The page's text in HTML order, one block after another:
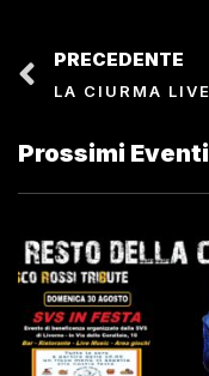
PRECEDENTE
Prossimi Eventi